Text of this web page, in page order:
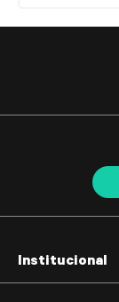
Institucional